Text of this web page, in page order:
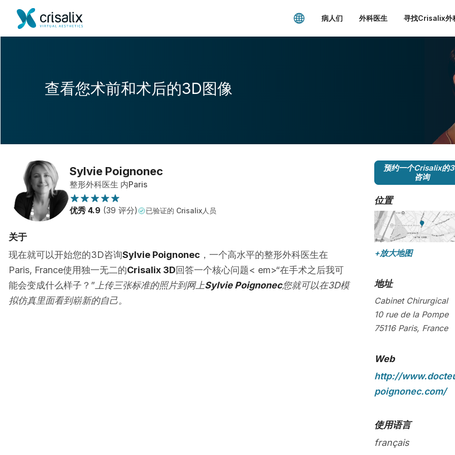
病人们 外科医生 寻找Crisalix外
查看您术前和术后的3D图像
Sylvie Poignonec
整形外科医生 内Paris
优秀 4.9 (39 评分) 已验证的 Crisalix人员
关于
现在就可以开始您的3D咨询Sylvie Poignonec ，一个高水平的整形外科医生在
Paris, France使用独一无二的Crisalix 3D回答一个核心问题< em>“在手术之后我可
能会变成什么样子？” 上传三张标准的照片到网上Sylvie Poignonec您就可以在3D模
拟仿真里面看到崭新的自己。
预约一个Crisalix的
咨询
位置
+放大地图
地址
Cabinet Chirurgical
10 rue de la Pompe
75116 Paris, France
Web
http://
poignonec.com/
使用语言
français